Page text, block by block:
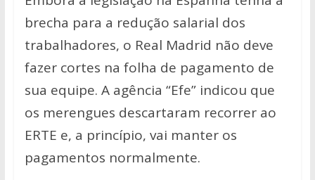
brecha para a redução salarial dos
trabalhadores, o Real Madrid não deve
fazer cortes na folha de pagamento de
sua equipe. A agência “Efe” indicou que
os merengues descartaram recorrer ao
ERTE e, a princípio, vai manter os
pagamentos normalmente.